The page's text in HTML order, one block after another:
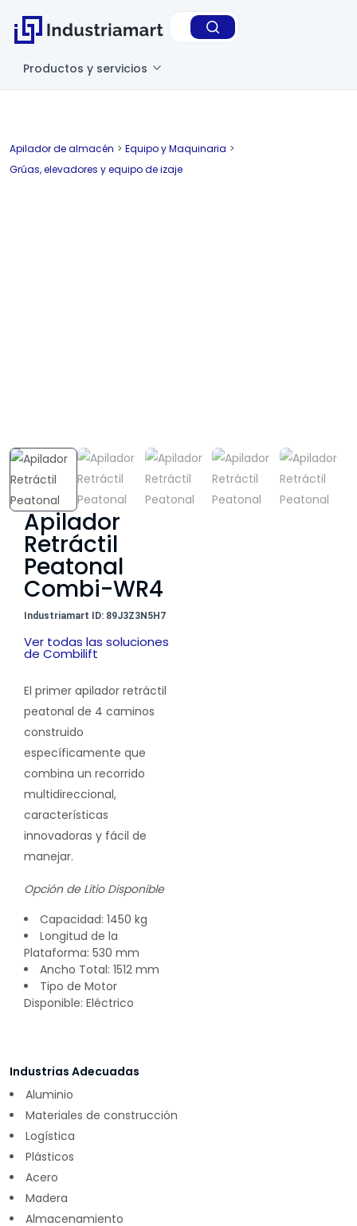
Productos y servicios
Apilador de almacén > Equipo y Maquinaria >
Grúas, elevadores y equipo de izaje
Apilador
Retráctil
Peatonal
Combi-WR4
Industriamart ID: 89J3Z3N5H7
Ver todas las soluciones
de Combilift
El primer apilador retráctil
peatonal de 4 caminos
construido
específicamente que
combina un recorrido
multidireccional,
características
innovadoras y fácil de
manejar.
Opción de Litio Disponible
Capacidad: 1450 kg
Longitud de la
Plataforma: 530 mm
Ancho Total: 1512 mm
Tipo de Motor
Disponible: Eléctrico
Industrias Adecuadas
Aluminio
Materiales de construcción
Logística
Plásticos
Acero
Madera
Almacenamiento